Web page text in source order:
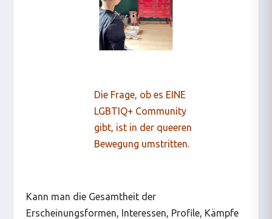
Die Frage, ob es EINE
LGBTIQ+ Community
gibt, ist in der queeren
Bewegung umstritten.
Kann man die Gesamtheit der
Erscheinungsformen, Interessen, Profile, Kämpfe